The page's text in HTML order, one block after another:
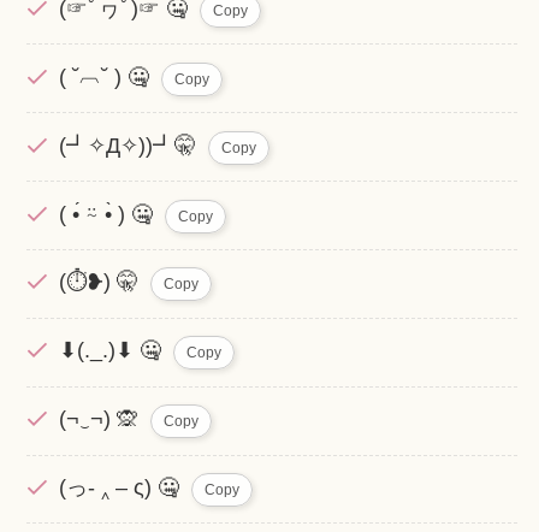
(☞ﾟヮﾟ)☞ 🤐 Copy
( ˘︹˘ ) 🤐 Copy
(┛✧Д✧))┛🤫 Copy
( •́ ⍨ •̀ ) 🤐 Copy
(⏱❥) 🤫 Copy
⬇(._.)⬇ 🤐 Copy
(¬‿¬) 🙊 Copy
(っ- ‸ – ς) 🤐 Copy